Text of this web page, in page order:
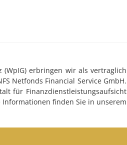
erbringen wir als vertraglich
Netfonds Financial Service GmbH.
für Finanzdienstleistungsaufsicht
finden Sie in unserem